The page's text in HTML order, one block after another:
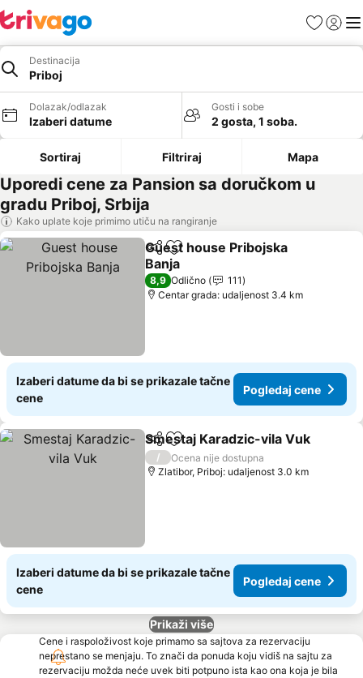
FavoritiPrijavi
Destinacija
Priboj
Dolazak/odlazak
Izaberi datume
Gosti i sobe
2 gosta, 1 soba.
Sortiraj Filtriraj Mapa
Uporedi cene za Pansion sa doručkom u
gradu Priboj, Srbija
Kako uplate koje primimo utiču na rangiranje
Deli Dodati u favorite
Guest house Pribojska
Banja
8,9 Odlično
111
Centar grada: udaljenost 3.4 km
Izaberi datume da bi se prikazale tačne
cene
Pogledaj cene
Deli Dodati u favorite
Smestaj Karadzic-vila Vuk
/
Ocena nije dostupna
Zlatibor, Priboj: udaljenost 3.0 km
Izaberi datume da bi se prikazale tačne
cene
Pogledaj cene
Prikaži više
Cene i raspoloživost koje primamo sa sajtova za rezervaciju
neprestano se menjaju. To znači da ponuda koju vidiš na sajtu za
rezervaciju možda neće uvek biti potpuno ista kao ona koja je bila